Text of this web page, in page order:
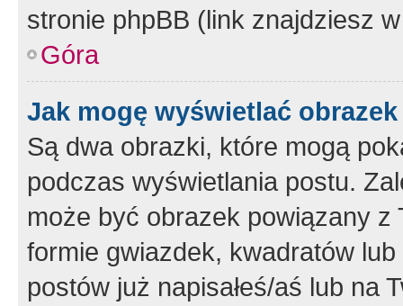
stronie phpBB (link znajdziesz
Góra
Jak mogę wyświetlać
Są dwa obrazki, które mogą
podczas wyświetlania postu.
może być obrazek powiązany z
formie gwiazdek, kwadratów
postów już napisałeś/aś lub na